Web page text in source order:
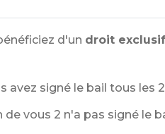
d'un droit
avez signé le bail tous les 2
de vous 2 n'a pas signé le